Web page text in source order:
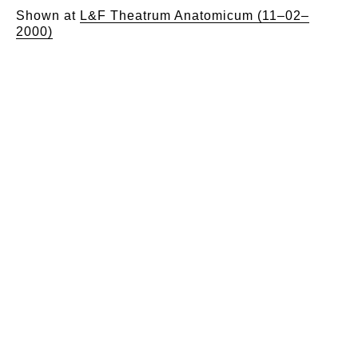
Shown at L&F Theatrum Anatomicum (11–02–
2000)